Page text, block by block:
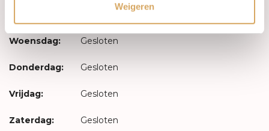
Weigeren
Woensdag: Gesloten
Donderdag: Gesloten
Vrijdag: Gesloten
Zaterdag: Gesloten